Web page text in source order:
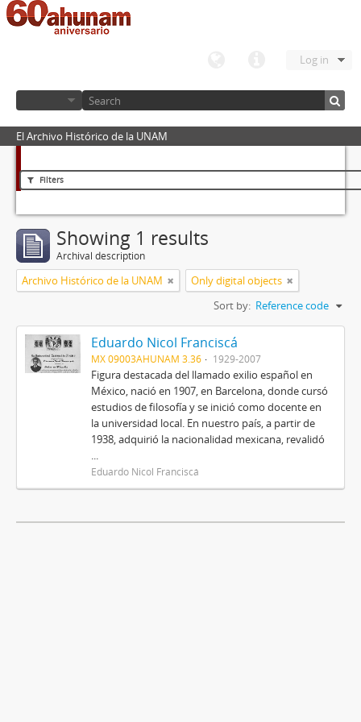
Log in
El Archivo Histórico de la UNAM
Filters
Showing 1 results
Archival description
Archivo Histórico de la UNAM
Only digital objects
Sort by: Reference code
Eduardo Nicol Franciscá
MX 09003AHUNAM 3.36 1929-2007
Figura destacada del llamado exilio español en
México, nació en 1907, en Barcelona, donde cursó
estudios de filosofía y se inició como docente en
la universidad local. En nuestro país, a partir de
1938, adquirió la nacionalidad mexicana, revalidó
...
Eduardo Nicol Franciscá